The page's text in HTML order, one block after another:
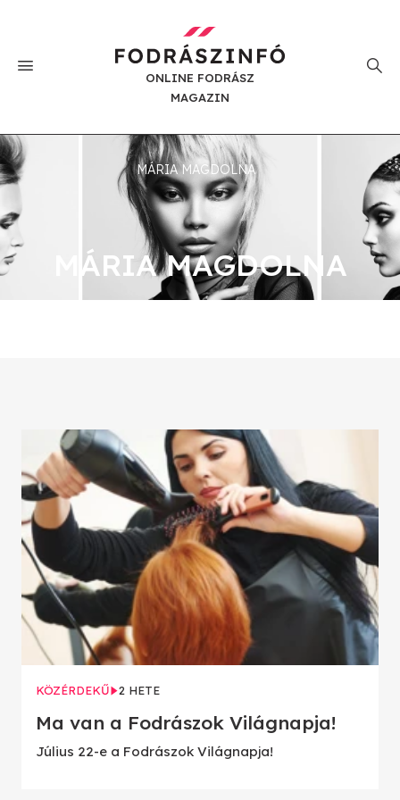
ONLINE FODRÁSZ
MAGAZIN
MÁRIA MAGDOLNA
MÁRIA MAGDOLNA
KÖZÉRDEKŰ 2 HETE
Ma van a Fodrászok Világnapja!
Július 22-e a Fodrászok Világnapja!